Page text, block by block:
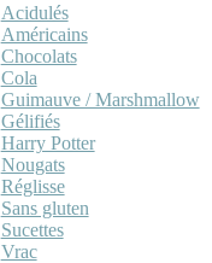
Acidulés
Américains
Chocolats
Cola
Guimauve / Marshmallow
Gélifiés
Harry Potter
Nougats
Réglisse
Sans gluten
Sucettes
Vrac